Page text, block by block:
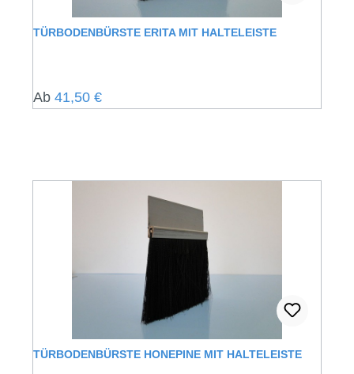
TÜRBODENBÜRSTE ERITA MIT HALTELEISTE
Regulärer Preis:
Ab 41,50 €
TÜRBODENBÜRSTE HONEPINE MIT HALTELEISTE